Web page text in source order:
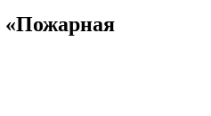
«Пожарная